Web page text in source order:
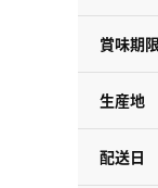
賞味期
生産地
配送日